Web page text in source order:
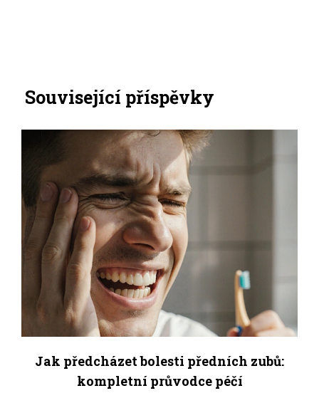
Související příspěvky
Jak předcházet bolesti předních zubů:
kompletní průvodce péčí